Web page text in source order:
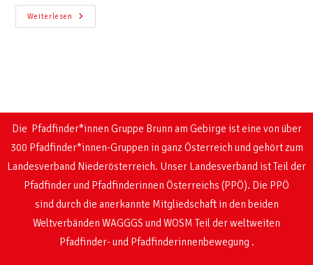
Weiterlesen
Die Pfadfinder*innen Gruppe Brunn am Gebirge ist eine von über
300 Pfadfinder*innen-Gruppen in ganz Österreich und gehört zum
Landesverband Niederösterreich. Unser Landesverband ist Teil der
Pfadfinder und Pfadfinderinnen Österreichs (PPÖ). Die PPÖ
sinddurch die anerkannte Mitgliedschaft in den beiden
Weltverbänden WAGGGS und WOSM Teil der weltweiten
Pfadfinder- und Pfadfinderinnenbewegung .